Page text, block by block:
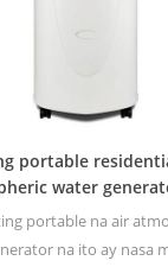
portable
water
77L
portable na air
na ito ay nasa